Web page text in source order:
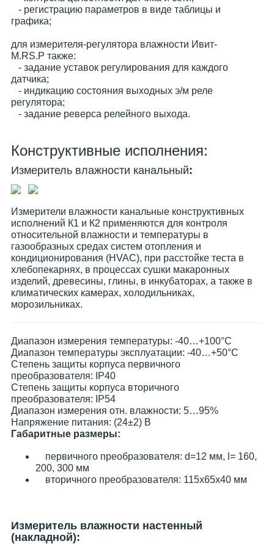
- регистрацию параметров в виде таблицы и
графика;
для измерителя-регулятора влажности Ивит-
М.RS.Р также:
- задание уставок регулирования для каждого
датчика;
- индикацию состояния выходных э/м реле
регулятора;
- задание реверса релейного выхода.
Конструктивные исполнения:
Измеритель влажности канальный:
Измерители влажности канальные конструктивных
исполнений К1 и К2 применяются для контроля
относительной влажности и температуры в
газообразных средах систем отопления и
кондиционирования (HVAC), при расстойке теста в
хлебопекарнях, в процессах сушки макаронных
изделий, древесины, глины, в инкубаторах, а также в
климатических камерах, холодильниках,
морозильниках.
Диапазон измерения температуры: -40…+100°С
Диапазон температуры эксплуатации: -40…+50°С
Степень защиты корпуса первичного
преобразователя: IP40
Степень защиты корпуса вторичного
преобразователя: IP54
Диапазон измерения отн. влажности: 5…95%
Напряжение питания: (24±2) В
Габаритные размеры:
первичного преобразователя: d=12 мм, l= 160,
200, 300 мм
вторичного преобразователя: 115х65х40 мм
Измеритель влажности настенный
(накладной):